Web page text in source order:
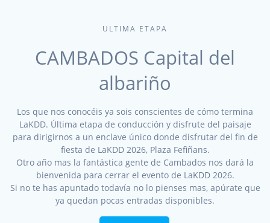
ULTIMA ETAPA
CAMBADOS Capital del
albariño
Los que nos conocéis ya sois conscientes de cómo termina
LaKDD. Última etapa de conducción y disfrute del paisaje
para dirigirnos a un enclave único donde disfrutar del fin de
fiesta de LaKDD 2026, Plaza Fefiñans.
Otro año mas la fantástica gente de Cambados nos dará la
bienvenida para cerrar el evento de LaKDD 2026.
Si no te has apuntado todavía no lo pienses mas, apúrate que
ya quedan pocas entradas disponibles.